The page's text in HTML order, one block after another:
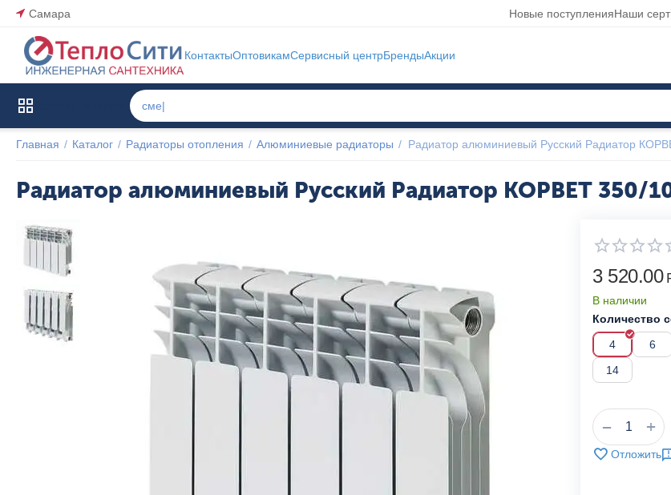
Самара Новые поступленияНаши
КонтактыОптовикамСервисный центрБрендыАкции
Главная / Каталог / Радиаторы отопления / Алюминиевые радиаторы / Радиатор алюминиевый Русский Радиатор
Радиатор алюминиевый Русский Радиатор КОРВЕТ 350/
ХИТ
3 520.00
В наличии
Количество
4
6
14
+
−
Отложить